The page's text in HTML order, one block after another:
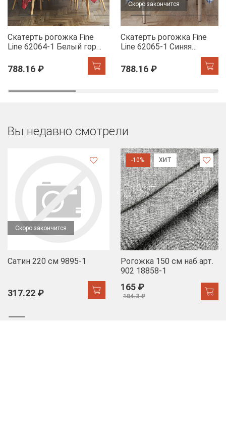
Скатерть рогожка Fine
Line 62064-1 Белый горох
788.16 ₽
Скоро закончится
Скатерть рогожка Fine
Line 62065-1 Синяя
788.16 ₽
Вы недавно смотрели
Скоро закончится
Сатин 220 см 9895-1
317.22 ₽
-10% ХИТ
Рогожка 150 см наб арт.
902 18858-1
165 ₽
184.3 ₽